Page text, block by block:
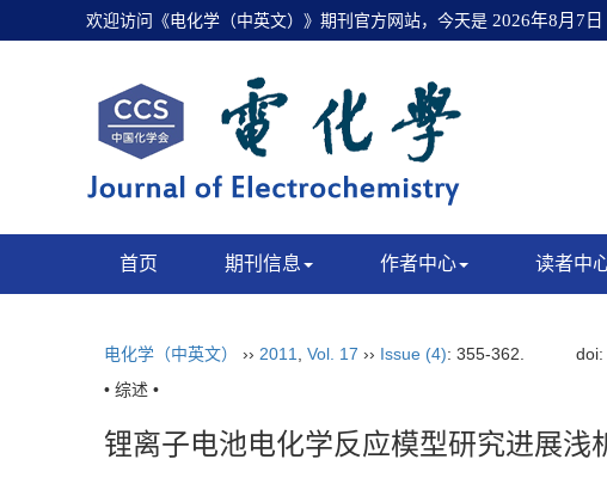
欢迎访问《电化学（中英文）》期刊官方网站，今天是 2026年8月7日
首页 期刊信息 作者中心 读者中
电化学（中英文） ›› 2011 Vol. 17 ›› Issue (4): 355-362. doi:
• 综述 •
锂离子电池电化学反应模型研究进展浅